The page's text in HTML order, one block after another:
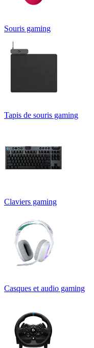
Souris gaming
Tapis de souris gaming
Claviers gaming
Casques et audio gaming